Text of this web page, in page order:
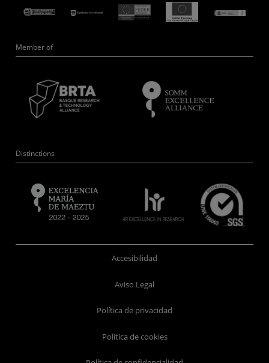
Member of
Distinctions
Accesibilidad
Aviso Legal
Política de privacidad
Política de cookies